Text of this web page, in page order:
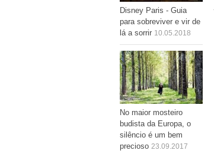
Disney Paris - Guia
para sobreviver e vir de
lá a sorrir 10.05.2018
No maior mosteiro
budista da Europa, o
silêncio é um bem
precioso 23.09.2017